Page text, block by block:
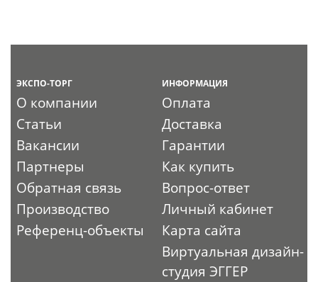
ЭКСПО-ТОРГ
О компании
Статьи
Вакансии
Партнеры
Обратная связь
Производство
Референц-объекты
ИНФОРМАЦИЯ
Оплата
Доставка
Гарантии
Как купить
Вопрос-ответ
Личный кабинет
Карта сайта
Виртуальная дизайн-
студия ЭГГЕР